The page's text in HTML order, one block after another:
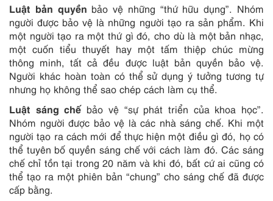
Luật bản quyền bảo vệ những “thứ hữu dụng”. Nhóm
người được bảo vệ là những người tạo ra sản phẩm. Khi
một người tạo ra một thứ gì đó, cho dù là một bản nhạc,
một cuốn tiểu thuyết hay một tấm thiệp chúc mừng
thông minh, tất cả đều được luật bản quyền bảo vệ.
Người khác hoàn toàn có thể sử dụng ý tưởng tương tự
nhưng họ không thể sao chép cách làm cụ thể.
Luật sáng chếbảo vệ “sự phát triển của khoa học”.
Nhóm người được bảo vệ là các nhà sáng chế. Khi một
người tạo ra cách mới để thực hiện một điều gì đó, họ có
thể tuyên bố quyền sáng chế với cách làm đó. Các sáng
chế chỉ tồn tại trong 20 năm và khi đó, bất cứ ai cũng có
thể tạo ra một phiên bản “chung” cho sáng chế đã được
cấp bằng.